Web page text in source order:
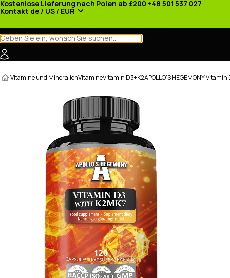
Kostenlose Lieferung nach Polen ab £200 +48 501 537 027
Kontakt de / US / EUR
Vitamine und MineralienVitamineVitamin D3+K2APOLLO'S HEGEMONY Vitamin